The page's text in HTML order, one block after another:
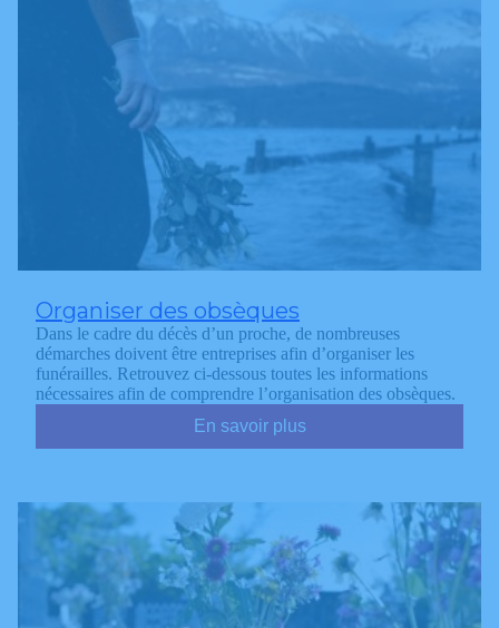
Organiser des obsèques
Dans le cadre du décès d’un proche, de nombreuses
démarches doivent être entreprises afin d’organiser les
funérailles. Retrouvez ci-dessous toutes les informations
nécessaires afin de comprendre l’organisation des obsèques.
En savoir plus